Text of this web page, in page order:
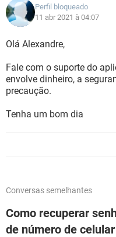
Perfil bloqueado
11 abr 2021 à 04:07
Olá Alexandre,
Fale com o suporte do
envolve dinheiro, a
precaução.
Tenha um bom dia
Conversas semelhantes
Como recuperar
de número de celular